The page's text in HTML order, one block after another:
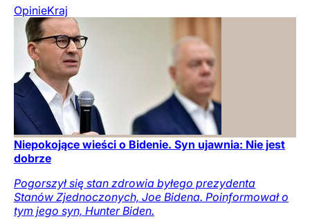
OpinieKraj
Niepokojące wieści o Bidenie. Syn ujawnia: Nie jest
dobrze
Pogorszył się stan zdrowia byłego prezydenta
Stanów Zjednoczonych, Joe Bidena. Poinformował o
tym jego syn, Hunter Biden.